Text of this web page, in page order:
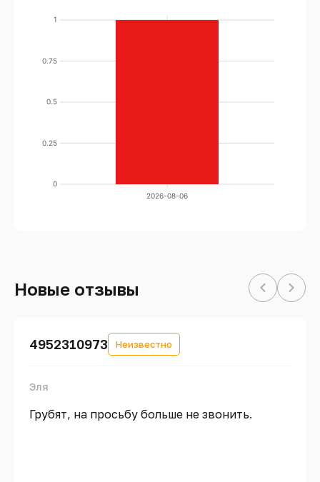
0
0.25
0.5
0.75
1
2026-08-06
Новые отзывы
4952310973 Неизвестно
Эля
Грубят, на просьбу больше не звонить.